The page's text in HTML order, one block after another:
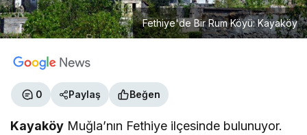
Fethiye'de Bir Rum Köyü: Kayaköy
0 Paylaş Beğen
Kayaköy Muğla’nın Fethiye ilçesinde bulunuyor.